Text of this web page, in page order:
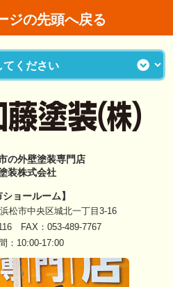
ジの先頭へ戻る
の外壁塗装専門店
装株式会社
ショールーム】
松市中央区城北一丁目3-16
FAX：053-489-7767
：10:00-17:00